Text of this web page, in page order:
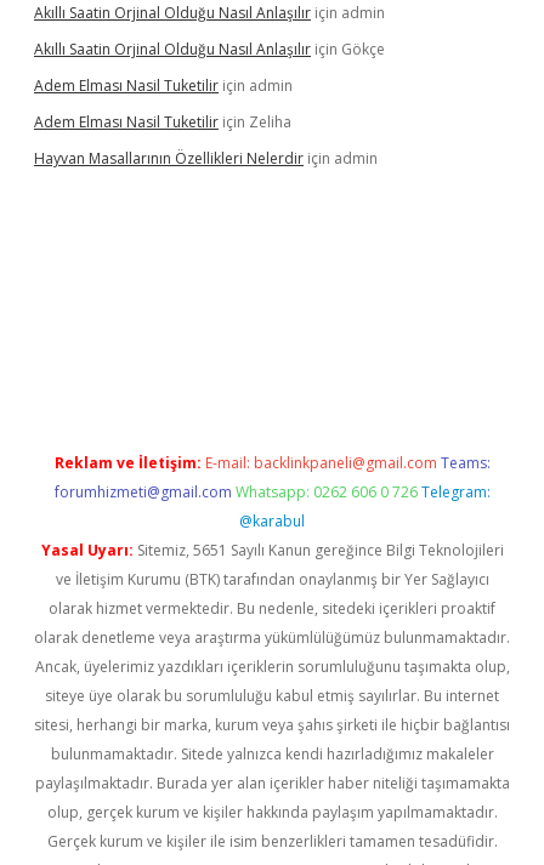
Akıllı Saatin Orjinal Olduğu Nasıl Anlaşılır için admin
Akıllı Saatin Orjinal Olduğu Nasıl Anlaşılır için Gökçe
Adem Elması Nasil Tuketilir için admin
Adem Elması Nasil Tuketilir için Zeliha
Hayvan Masallarının Özellikleri Nelerdir için admin
Reklam ve İletişim: E-mail: backlinkpaneli@gmail.com Teams:
forumhizmeti@gmail.com Whatsapp: 0262 606 0 726 Telegram:
@karabul
Yasal Uyarı: Sitemiz, 5651 Sayılı Kanun gereğince Bilgi Teknolojileri
ve İletişim Kurumu (BTK) tarafından onaylanmış bir Yer Sağlayıcı
olarak hizmet vermektedir. Bu nedenle, sitedeki içerikleri proaktif
olarak denetleme veya araştırma yükümlülüğümüz bulunmamaktadır.
Ancak, üyelerimiz yazdıkları içeriklerin sorumluluğunu taşımakta olup,
siteye üye olarak bu sorumluluğu kabul etmiş sayılırlar. Bu internet
sitesi, herhangi bir marka, kurum veya şahıs şirketi ile hiçbir bağlantısı
bulunmamaktadır. Sitede yalnızca kendi hazırladığımız makaleler
paylaşılmaktadır. Burada yer alan içerikler haber niteliği taşımamakta
olup, gerçek kurum ve kişiler hakkında paylaşım yapılmamaktadır.
Gerçek kurum ve kişiler ile isim benzerlikleri tamamen tesadüfidir.